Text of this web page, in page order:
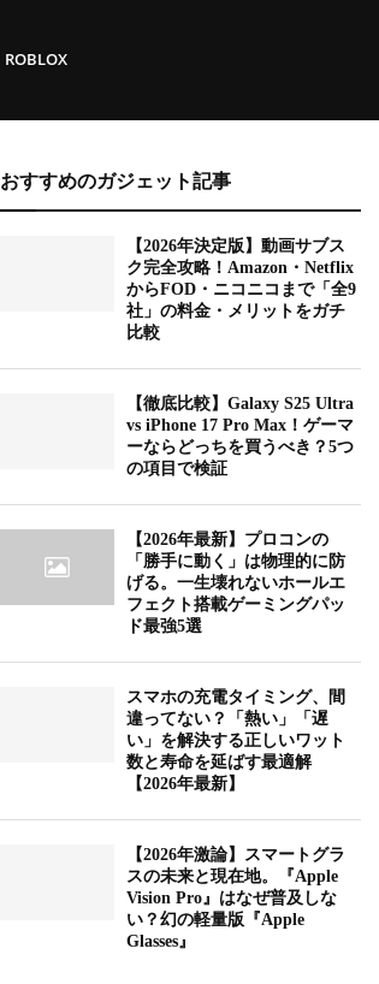
ROBLOX
おすすめのガジェット記事
【2026年決定版】動画サブス
ク完全攻略！Amazon・Netflix
からFOD・ニコニコまで「全9
社」の料金・メリットをガチ
比較
【徹底比較】Galaxy S25 Ultra
vs iPhone 17 Pro Max！ゲーマ
ーならどっちを買うべき？5つ
の項目で検証
【2026年最新】プロコンの
「勝手に動く」は物理的に防
げる。一生壊れないホールエ
フェクト搭載ゲーミングパッ
ド最強5選
スマホの充電タイミング、間
違ってない？「熱い」「遅
い」を解決する正しいワット
数と寿命を延ばす最適解
【2026年最新】
【2026年激論】スマートグラ
スの未来と現在地。『Apple
Vision Pro』はなぜ普及しな
い？幻の軽量版『Apple
Glasses』